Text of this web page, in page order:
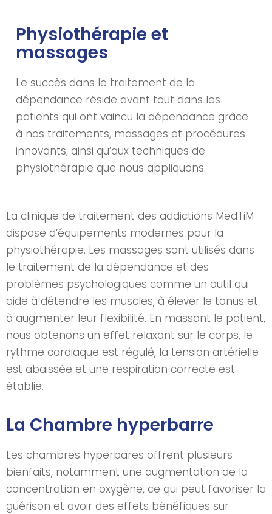
Physiothérapie et
massages
Le succès dans le traitement de la
dépendance réside avant tout dans les
patients qui ont vaincu la dépendance grâce
à nos traitements, massages et procédures
innovants, ainsi qu’aux techniques de
physiothérapie que nous appliquons.
La clinique de traitement des addictions MedTiM
dispose d’équipements modernes pour la
physiothérapie. Les massages sont utilisés dans
le traitement de la dépendance et des
problèmes psychologiques comme un outil qui
aide à détendre les muscles, à élever le tonus et
à augmenter leur flexibilité. En massant le patient,
nous obtenons un effet relaxant sur le corps, le
rythme cardiaque est régulé, la tension artérielle
est abaissée et une respiration correcte est
établie.
La Chambre hyperbarre
Les chambres hyperbares offrent plusieurs
bienfaits, notamment une augmentation de la
concentration en oxygène, ce qui peut favoriser la
guérison et avoir des effets bénéfiques sur